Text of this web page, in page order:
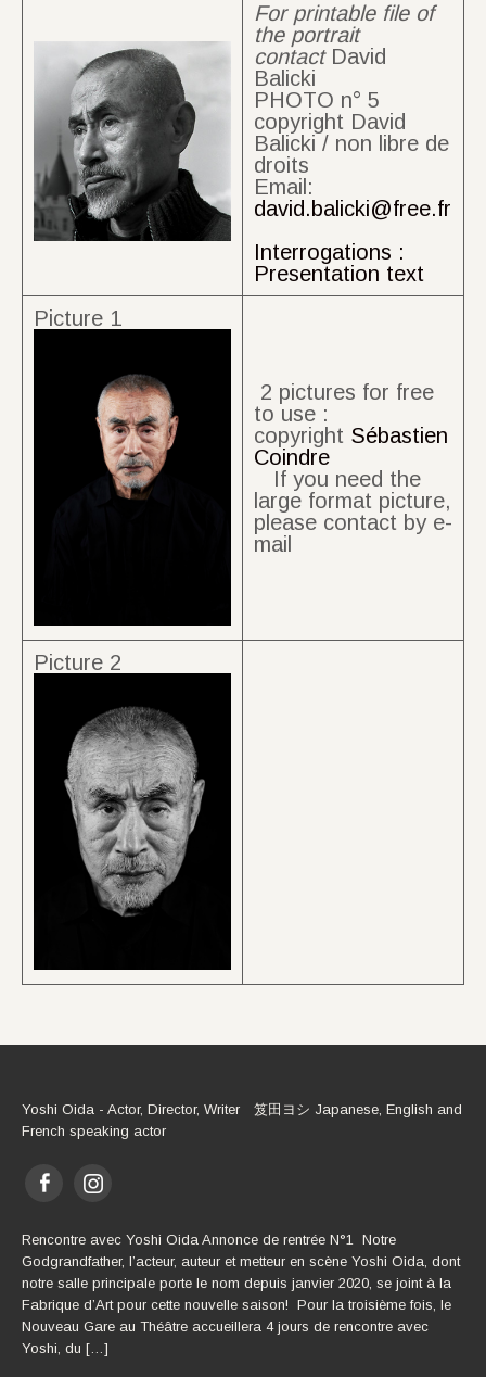
For printable file of
the portrait
contact David
Balicki
PHOTO n° 5
copyright David
Balicki / non libre de
droits
Email:
david.balicki@free.fr
Interrogations :
Presentation text
Picture 1
2 pictures for free
to use :
copyright Sébastien
Coindre
If you need the
large format picture,
please contact by e-
mail
Picture 2
Yoshi Oida - Actor, Director, Writer 笈田ヨシ Japanese, English and
French speaking actor
Rencontre avec Yoshi Oida Annonce de rentrée N°1 Notre
Godgrandfather, l’acteur, auteur et metteur en scène Yoshi Oida, dont
notre salle principale porte le nom depuis janvier 2020, se joint à la
Fabrique d’Art pour cette nouvelle saison! Pour la troisième fois, le
Nouveau Gare au Théâtre accueillera 4 jours de rencontre avec
Yoshi, du […]